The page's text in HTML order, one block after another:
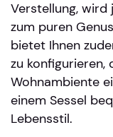
Verstellung, wird
zum puren
bietet Ihnen
zu konfigurieren,
Wohnambiente
einem Sessel
Lebensstil.